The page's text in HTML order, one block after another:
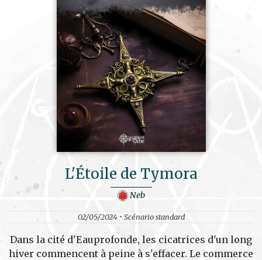
L'Étoile de Tymora
Neb
02/05/2024 • Scénario standard
Dans la cité d'Eauprofonde, les cicatrices d'un long
hiver commencent à peine à s'effacer. Le commerce